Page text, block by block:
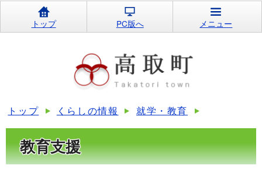
トップ PC版へ メニュー
トップ くらしの情報 就学・教育
教育支援